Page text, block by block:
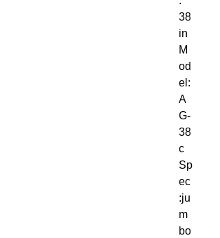
38
in
M
od
el:
A
G-
38
c
Sp
ec
:ju
m
bo